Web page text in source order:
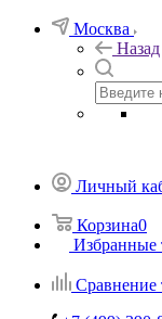
Москва
Назад
Личный
Корзина0
Избранные
Сравнение